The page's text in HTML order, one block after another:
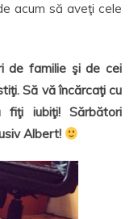
acum să aveţi cele
de familie şi de cei
Să vă încărcaţi cu
fiţi iubiţi! Sărbători
Albert!